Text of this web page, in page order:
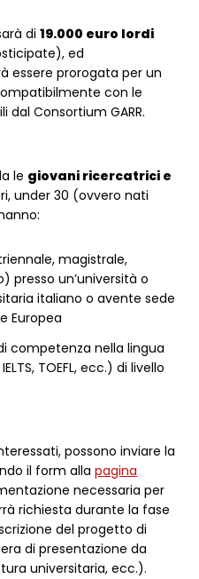
di19.000 euro lordi
ed
essere prorogata per un
con le
dal Consortium GARR.
le giovani ricercatrici e
under 30 (ovvero nati
magistrale,
presso un’università o
italiano o avente sede
Europea
competenza nella lingua
TOEFL, ecc.) di livello
possono inviare la
il form allapagina
necessaria per
richiesta durante la fase
del progetto di
di presentazione da
universitaria, ecc.).